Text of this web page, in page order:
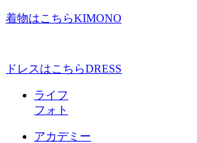
着物はこちらKIMONO
ドレスはこちらDRESS
ライフ
フォト
アカデミー